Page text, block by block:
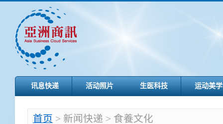
讯息快递 活动照片 生医科技 运动美学
首页 > 新闻快递 > 食養文化